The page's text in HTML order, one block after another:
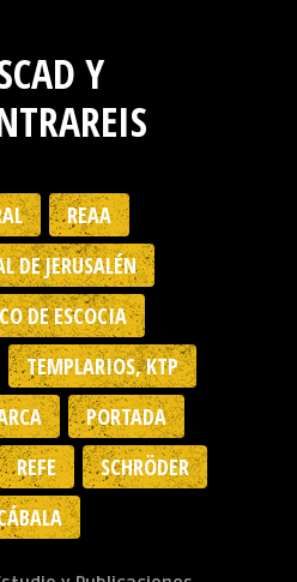
Y
REAA
DE JERUSALÉN
DE ESCOCIA
TEMPLARIOS, KTP
PORTADA
REFE
SCHRÖDER